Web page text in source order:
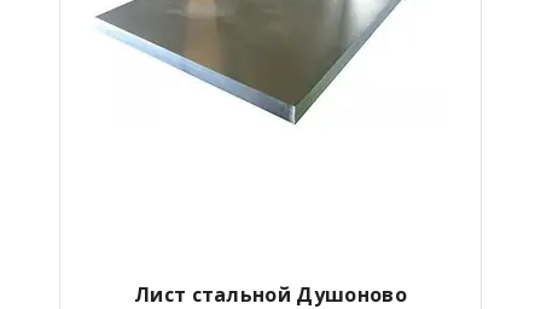
Лист стальной Душоново